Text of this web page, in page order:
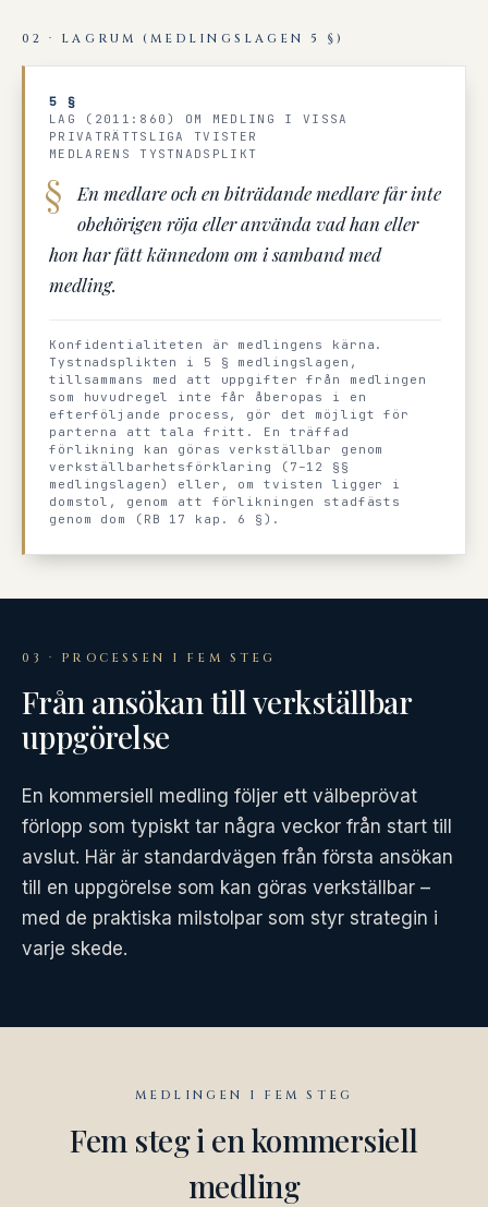
02 · LAGRUM (MEDLINGSLAGEN 5 §)
5 §
LAG (2011:860) OM MEDLING I VISSA
PRIVATRÄTTSLIGA TVISTER
MEDLARENS TYSTNADSPLIKT
En medlare och en biträdande medlare får inte
obehörigen röja eller använda vad han eller
hon har fått kännedom om i samband med
medling.
Konfidentialiteten är medlingens kärna.
Tystnadsplikten i 5 § medlingslagen,
tillsammans med att uppgifter från medlingen
som huvudregel inte får åberopas i en
efterföljande process, gör det möjligt för
parterna att tala fritt. En träffad
förlikning kan göras verkställbar genom
verkställbarhetsförklaring (7–12 §§
medlingslagen) eller, om tvisten ligger i
domstol, genom att förlikningen stadfästs
genom dom (RB 17 kap. 6 §).
03 · PROCESSEN I FEM STEG
Från ansökan till verkställbar
uppgörelse
En kommersiell medling följer ett välbeprövat
förlopp som typiskt tar några veckor från start till
avslut. Här är standardvägen från första ansökan
till en uppgörelse som kan göras verkställbar –
med de praktiska milstolpar som styr strategin i
varje skede.
MEDLINGEN I FEM STEG
Fem steg i en kommersiell
medling